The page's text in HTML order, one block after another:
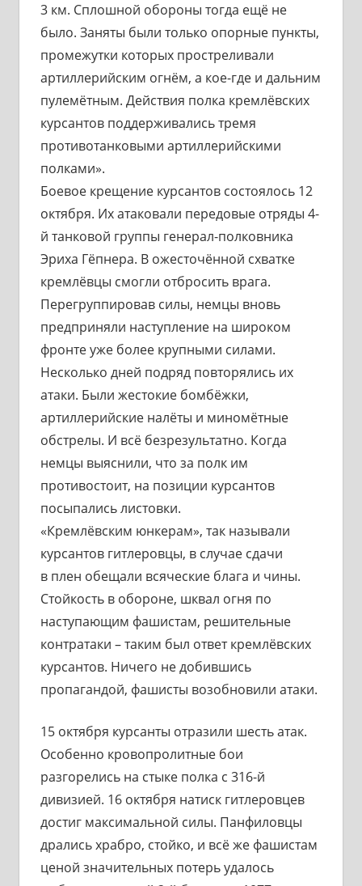
3 км. Сплошной обороны тогда ещё не
было. Заняты были только опорные пункты,
промежутки которых простреливали
артиллерийским огнём, а кое-где и дальним
пулемётным. Действия полка кремлёвских
курсантов поддерживались тремя
противотанковыми артиллерийскими
полками».
Боевое крещение курсантов состоялось 12
октября. Их атаковали передовые отряды 4-
й танковой группы генерал-полковника
Эриха Гёпнера. В ожесточённой схватке
кремлёвцы смогли отбросить врага.
Перегруппировав силы, немцы вновь
предприняли наступление на широком
фронте уже более крупными силами.
Несколько дней подряд повторялись их
атаки. Были жестокие бомбёжки,
артиллерийские налёты и миномётные
обстрелы. И всё безрезультатно. Когда
немцы выяснили, что за полк им
противостоит, на позиции курсантов
посыпались листовки.
«Кремлёвским юнкерам», так называли
курсантов гитлеровцы, в случае сдачи
в плен обещали всяческие блага и чины.
Стойкость в обороне, шквал огня по
наступающим фашистам, решительные
контратаки – таким был ответ кремлёвских
курсантов. Ничего не добившись
пропагандой, фашисты возобновили атаки.
15 октября курсанты отразили шесть атак.
Особенно кровопролитные бои
разгорелись на стыке полка с 316-й
дивизией. 16 октября натиск гитлеровцев
достиг максимальной силы. Панфиловцы
дрались храбро, стойко, и всё же фашистам
ценой значительных потерь удалось